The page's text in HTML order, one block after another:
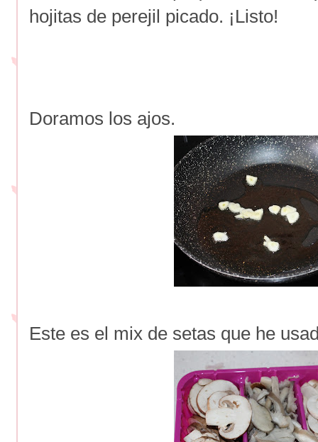
hojitas de perejil picado. ¡Listo!
Doramos los ajos.
Este es el mix de setas que he